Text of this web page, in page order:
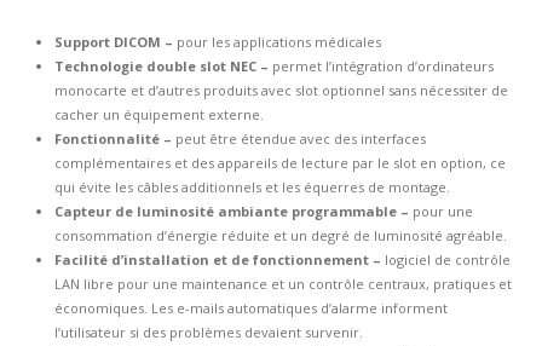
Support DICOM – pour les applications médicales
Technologie double slot NEC – permet l’intégration d’ordinateurs
monocarte et d’autres produits avec slot optionnel sans nécessiter de
cacher un équipement externe.
Fonctionnalité – peut être étendue avec des interfaces
complémentaires et des appareils de lecture par le slot en option, ce
qui évite les câbles additionnels et les équerres de montage.
Capteur de luminosité ambiante programmable – pour une
consommation d’énergie réduite et un degré de luminosité agréable.
Facilité d’installation et de fonctionnement – logiciel de contrôle
LAN libre pour une maintenance et un contrôle centraux, pratiques et
économiques. Les e-mails automatiques d’alarme informent
l’utilisateur si des problèmes devaient survenir.